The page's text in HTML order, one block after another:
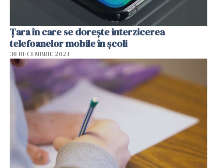
Țara în care se dorește interzicerea
telefoanelor mobile în școli
30 DECEMBRIE 2024